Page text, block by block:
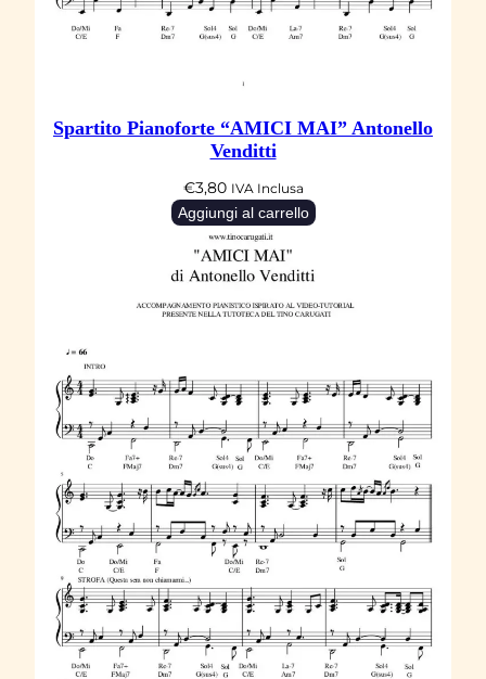
Spartito Pianoforte “AMICI MAI” Antonello
Venditti
€3,80 IVA Inclusa
Aggiungi al carrello